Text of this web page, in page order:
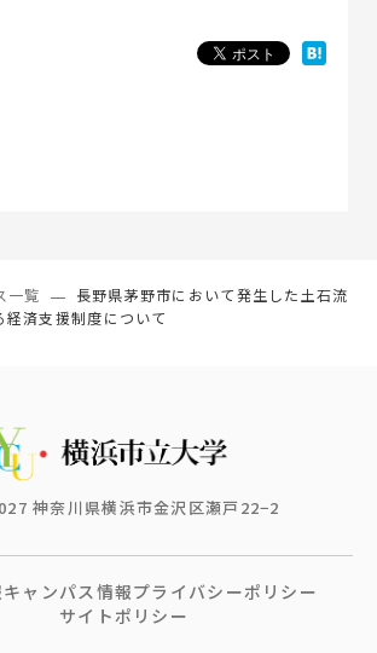
一覧
長野県茅野市において発生した土石流
経済支援制度について
神奈川県横浜市金沢区瀬戸22−2
キャンパス情報プライバシーポリシー
サイトポリシー